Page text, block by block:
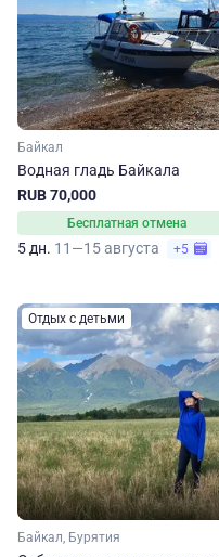
Байкал
Водная гладь Байкала
RUB 70,000
Бесплатная отмена
5 дн. 11—15 августа +5
Отдых с детьми
Байкал, Бурятия